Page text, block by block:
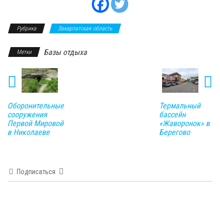
Рубрика Закарпатская область
Метки Базы отдыха
Оборонительные
сооружения
Первой Мировой
в Николаеве
Термальный
бассейн
«Жаворонок» в
Берегово
Подписаться